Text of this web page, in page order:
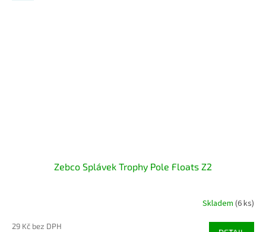
Zebco Splávek Trophy Pole Floats Z2
Skladem (6 ks)
29 Kč bez DPH